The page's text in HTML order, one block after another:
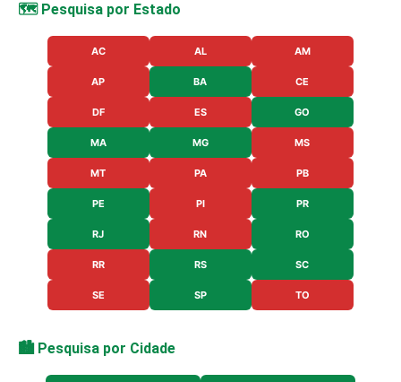
🗺️ Pesquisa por Estado
AC AL AM
AP BA CE
DF ES GO
MA MG MS
MT PA PB
PE PI PR
RJ RN RO
RR RS SC
SE SP TO
🏙️ Pesquisa por Cidade